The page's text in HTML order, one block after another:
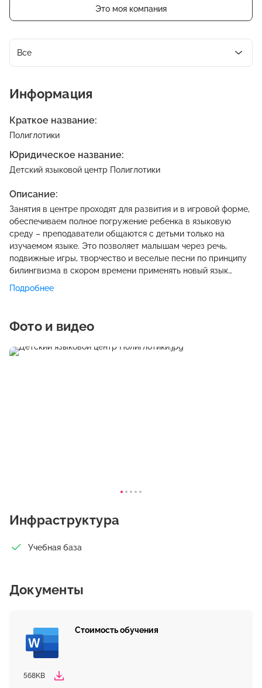
Это моя компания
Все
Информация
Краткое название:
Полиглотики
Юридическое название:
Детский языковой центр Полиглотики
Описание:
Занятия в центре проходят для развития и в игровой форме,
обеспечиваем полное погружение ребенка в языковую
среду – преподаватели общаются с детьми только на
изучаемом языке. Это позволяет малышам через речь,
подвижные игры, творчество и веселые песни по принципу
билингвизма в скором времени применять новый язык
коммуникации в повседневной жизни. Занятия строятся по
коммуникативной методике, что позволяет быстро
предупреждает появление, а при необходимости и
избавляет от языкового барьера.
Подробнее
Фото и видео
Инфраструктура
Учебная база
Документы
Стоимость обучения
568KB